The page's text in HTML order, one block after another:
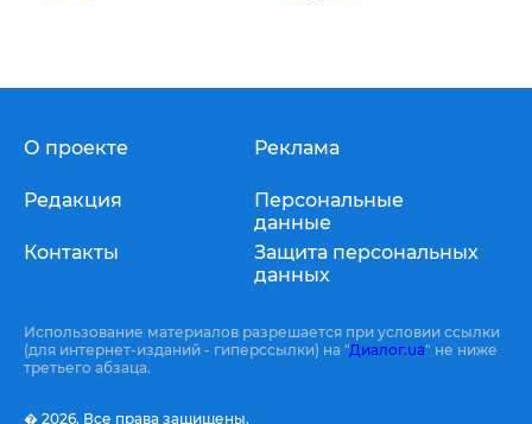
О проекте
Редакция
Контакты
Реклама
Персональные
данные
Защита персональных
данных
Использование материалов разрешается при условии ссылки
(для интернет-изданий - гиперссылки) на "Диалог.ua" не ниже
третьего абзаца.
� 2026, Все права защищены.